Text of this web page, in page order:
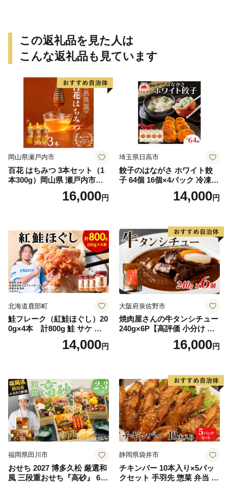
せち 本格おせち 洋風おせち
縁起物おせち 12月31日 お届
け お正月 お取り寄せ
この返礼品を見た人は
こんな返礼品も見ています
岡山県瀬戸内市
百花 はちみつ 3本セット（1
本300g）岡山県 瀬戸内市産
石黒農園 ヨーグルト パン 砂
糖の代わり 香り高い いい香
16,000円
埼玉県日高市
餃子のはながさ ホワイト餃
子 64個 16個×4パック 冷凍
中華 点心 B級グルメ ご当地
野菜 おつまみ おかず 簡単調
ー ギフト お取り寄せ 日高市
14,000円
北海道鹿部町
鮭フレーク（紅鮭ほぐし）20
0g×4本 計800g 鮭 サケ 鮭
ほぐし サケフレーク シャケ
フレーク 鮭フレーク14,000円
大阪府泉佐野市
焼肉屋さんの牛タンシチュー
240g×6P【高評価 小分け 惣
菜 牛たん 一人暮らし 冷凍】
16,000円
福岡県田川市
おせち 2027 博多久松 厳選和
風 三段重おせち『高砂』 6.5
静岡県袋井市
チキンバー 10本入り×5パッ
クセット 手羽先 惣菜 弁当 お